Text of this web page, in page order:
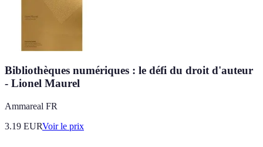
Bibliothèques numériques : le défi du droit d'auteur
- Lionel Maurel
Ammareal FR
3.19 EURVoir le prix